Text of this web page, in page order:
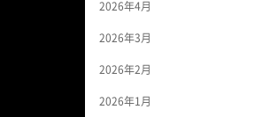
2026年4月
2026年3月
2026年2月
2026年1月